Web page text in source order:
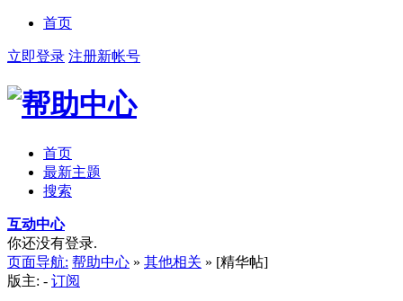
首页
立即登录 注册新帐号
首页
最新主题
搜索
互动中心
你还没有登录.
页面导航: 帮助中心 » 其他相关 » [精华帖]
版主: - 订阅